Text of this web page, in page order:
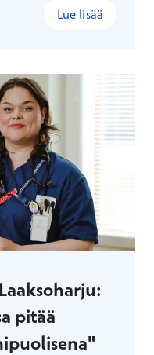
vie Terveystalon
Lue lisää
pitää